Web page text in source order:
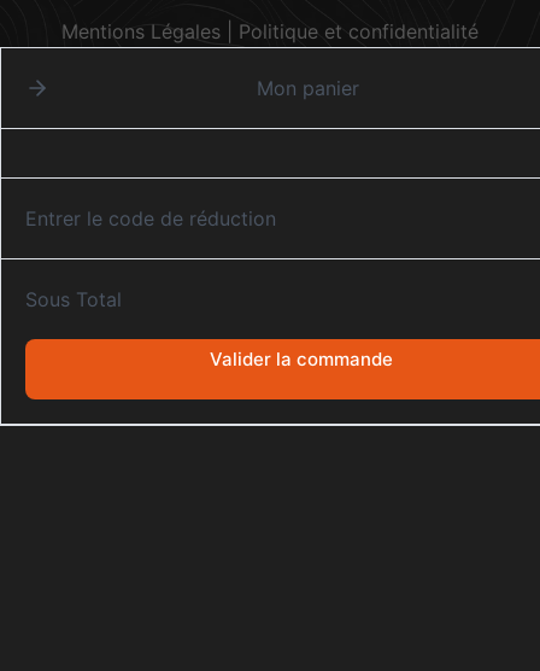
Mentions Légales| Politique et confidentialité
Mon panier
Entrer le code de réduction
Sous Total
Valider la commande